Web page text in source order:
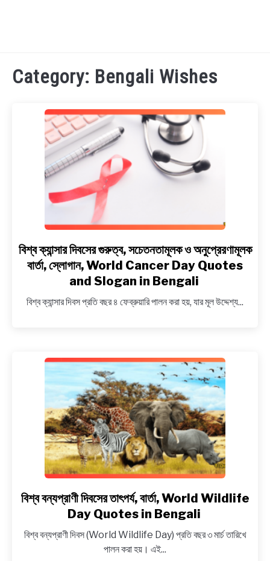
TECHNOLOGY
BIOGRAPHY
EDUCATIONAL
BENGALI WISHES
NEWS
BENGALI LYRICS
BENGALI STORIES
Category: Bengali Wishes
link
to
বিশ্ব
দিবসের
অনুপ্রেরণামূলক
স্লোগান, World
Cancer
Day
Quotes
and
Slogan
in
Bengali
বিশ্ব ক্যান্সার দিবসের গুরুত্ব, সচেতনতামূলক ও অনুপ্রেরণামূলক
বার্তা, স্লোগান, World Cancer Day Quotes
and Slogan in Bengali
বিশ্ব ক্যান্সার দিবস প্রতি বছর ৪ ফেব্রুয়ারি পালন করা হয়, যার মূল উদ্দেশ্য...
link
to
বন্যপ্রাণী
দিবসের
বিশ্ব বন্যপ্রাণী দিবসের তাৎপর্য, বার্তা, World Wildlife
Day Quotes in Bengali
বিশ্ব বন্যপ্রাণী দিবস (World Wildlife Day) প্রতি বছর ৩ মার্চ তারিখে
পালন করা হয়। এই...